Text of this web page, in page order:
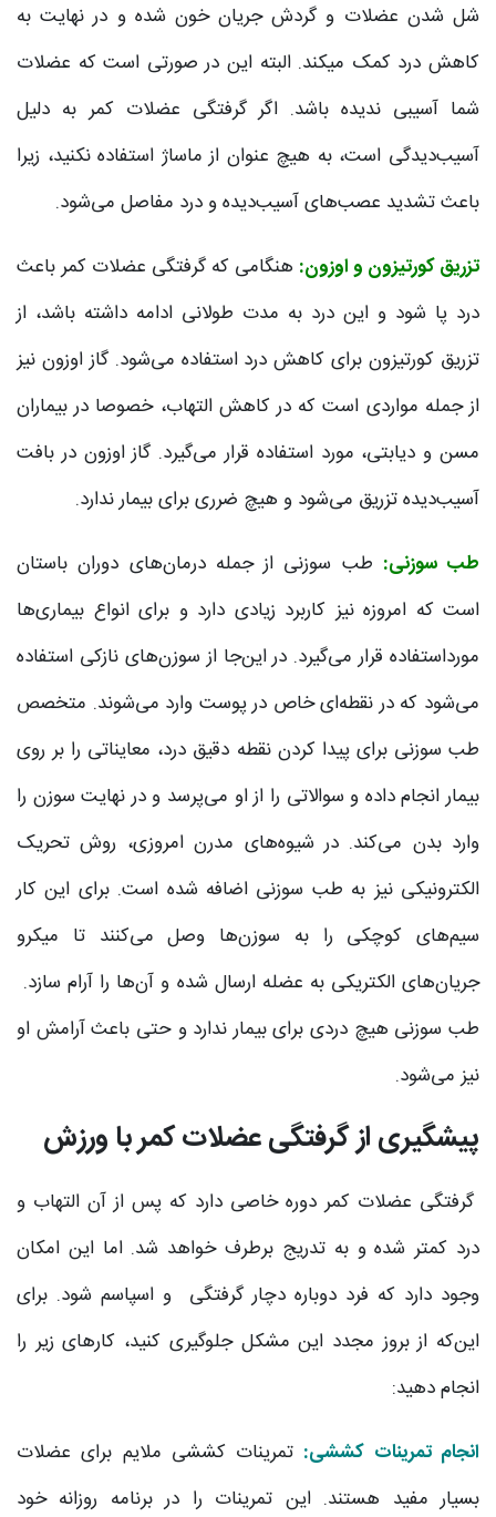
شل شدن عضلات و گردش جریان خون شده و در نهایت به
کاهش درد کمک می‎کند. البته این در صورتی است که عضلات
شما آسیبی ندیده باشد. اگر گرفتگی عضلات کمر به دلیل
آسیب‌دیدگی است، به هیچ عنوان از ماساژ استفاده نکنید، زیرا
باعث تشدید عصب‌های آسیب‌دیده و درد مفاصل می‌شود.
تزریق کورتیزون و اوزون: هنگامی که گرفتگی عضلات کمر باعث
درد پا شود و این درد به مدت طولانی ادامه داشته باشد، از
تزریق کورتیزون برای کاهش درد استفاده می‌شود. گاز اوزون نیز
از جمله مواردی است که در کاهش التهاب، خصوصا در بیماران
مسن و دیابتی، مورد استفاده قرار می‌گیرد. گاز اوزون در بافت
آسیب‌دیده تزریق می‌شود و هیچ ضرری برای بیمار ندارد.
طب سوزنی: طب سوزنی از جمله درمان‌های دوران باستان
است که امروزه نیز کاربرد زیادی دارد و برای انواع بیماری‌ها
مورداستفاده قرار می‌گیرد. در این‌جا از سوزن‌های نازکی استفاده
می‌شود که در نقطه‌ای خاص در پوست وارد می‌شوند. متخصص
طب سوزنی برای پیدا کردن نقطه دقیق درد، معایناتی را بر روی
بیمار انجام داده و سوالاتی را از او می‌پرسد و در نهایت سوزن را
وارد بدن می‌کند. در شیوه‌های مدرن امروزی، روش تحریک
الکترونیکی نیز به طب سوزنی اضافه شده است. برای این کار
سیم‌های کوچکی را به سوزن‌ها وصل می‌کنند تا میکرو
جریان‌های الکتریکی به عضله ارسال شده و آن‌ها را آرام سازد.
طب سوزنی هیچ دردی برای بیمار ندارد و حتی باعث آرامش او
نیز می‌شود.
پیشگیری از گرفتگی عضلات کمر با ورزش
گرفتگی عضلات کمر دوره خاصی دارد که پس از آن التهاب و
درد کمتر شده و به تدریج برطرف خواهد شد. اما این امکان
وجود دارد که فرد دوباره دچار گرفتگی و اسپاسم شود. برای
این‌که از بروز مجدد این مشکل جلوگیری کنید، کارهای زیر را
انجام دهید:
انجام تمرینات کششی: تمرینات کششی ملایم برای عضلات
بسیار مفید هستند. این تمرینات را در برنامه روزانه خود